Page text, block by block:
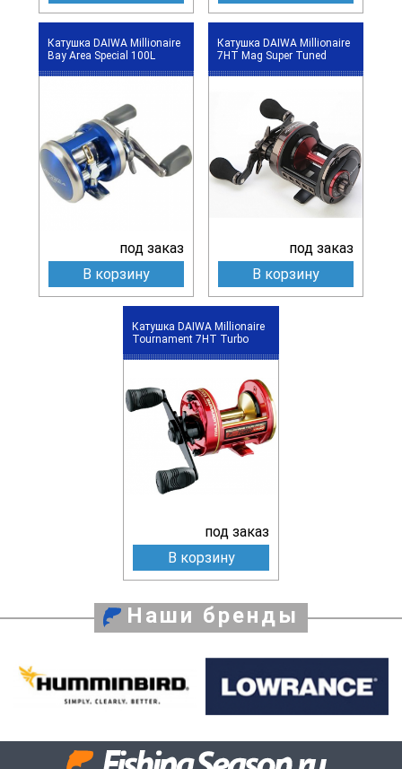
Катушка DAIWA Millionaire
Bay Area Special 100L
под заказ
В корзину
Катушка DAIWA Millionaire
7HT Mag Super Tuned
под заказ
В корзину
Катушка DAIWA Millionaire
Tournament 7HT Turbo
под заказ
В корзину
Наши бренды